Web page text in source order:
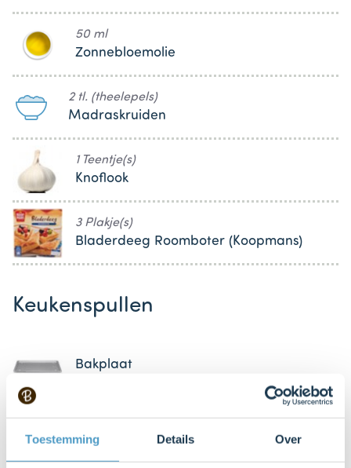
Toestemming Details Over
50 ml
Zonnebloemolie
2 tl. (theelepels)
Madraskruiden
1 Teentje(s)
Knoflook
3 Plakje(s)
Bladerdeeg Roomboter (Koopmans)
Keukenspullen
Bakplaat